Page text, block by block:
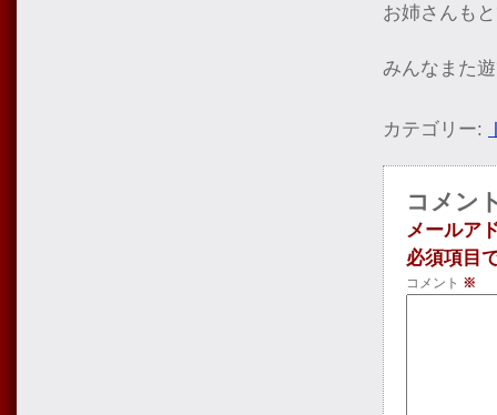
お姉さんも
みんなまた
カテゴリー:
コメン
メールア
必須項目
コメント ※